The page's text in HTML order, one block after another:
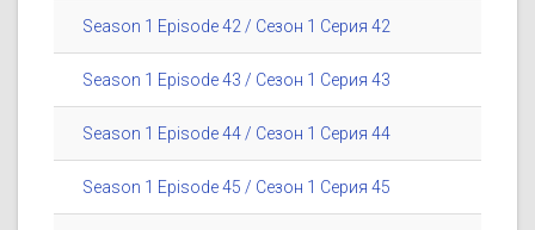
Season 1 Episode 42 / Сезон 1 Серия 42
Season 1 Episode 43 / Сезон 1 Серия 43
Season 1 Episode 44 / Сезон 1 Серия 44
Season 1 Episode 45 / Сезон 1 Серия 45